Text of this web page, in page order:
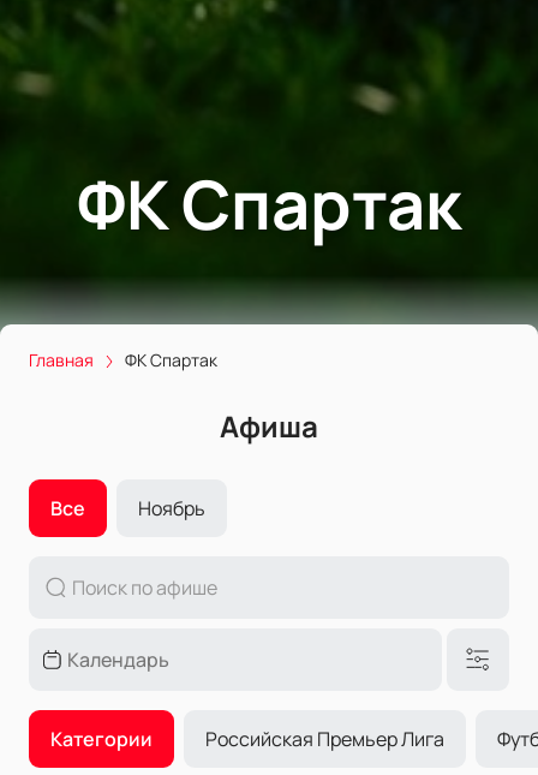
ФК Спартак
Главная ФК Спартак
Афиша
Все Ноябрь
Категории Российская Премьер Лига